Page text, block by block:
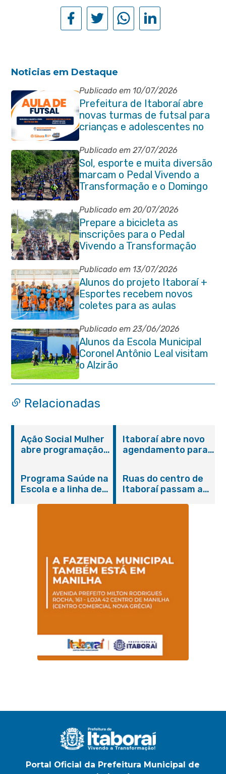
Noticias em Destaque
Publicado em 10/07/2026
Prefeitura de Itaboraí abre
novas turmas de futsal para
crianças e adolescentes no
Novo Horizonte
Publicado em 27/07/2026
Sol, esporte e muita diversão
marcam o Pedal Vivendo a
Transformação e o Domingo
no Parque Paleontológico
Publicado em 20/07/2026
Prepare a bicicleta as
inscrições para o Pedal
Vivendo a Transformação
estão abertas em Itaboraí
Publicado em 13/07/2026
Alunos do projeto Itaboraí +
Esportes recebem novos
coletes para as aulas
Publicado em 23/06/2026
Alunos da Escola Municipal
Coronel Antônio Leal visitam
o Alzirão
Relacionadas
Ação Social Mulher
abre programação
serviços gratuitos e
orientações
Itaboraí abre novo
agendamento para
Programa Saúde na
Escola e a linha de
Magalhães Seabra
Ruas do centro de
Itaboraí passam a
Portal Oficial da Prefeitura Municipal de